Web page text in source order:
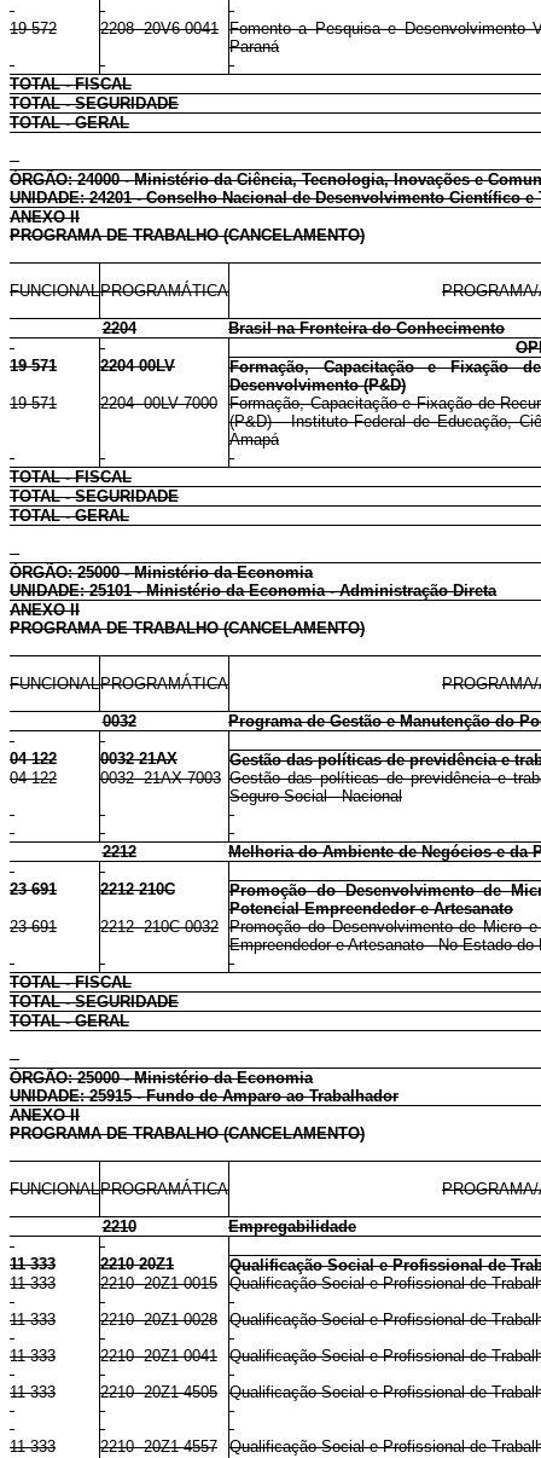
19 572 2208 20V6 0041 Fomento a Pesquisa e
Paraná
TOTAL - FISCAL
TOTAL - SEGURIDADE
TOTAL - GERAL
ÓRGÃO: 24000 - Ministério da Ciência, Tecnologia, Inovações e
UNIDADE: 24201 - Conselho Nacional de Desenvolvimento Científico e
ANEXO II
PROGRAMA DE TRABALHO (CANCELAMENTO)
FUNCIONALPROGRAMÁTICA
2204
Brasil na Fronteira do Conhecimento
19 571
2204 00LV
Formação, Capacitação e Fixação
Desenvolvimento (P&D)
19 571
2204 00LV 7000
Formação, Capacitação e Fixação de
(P&D) - Instituto Federal de Educação,
Amapá
TOTAL - FISCAL
TOTAL - SEGURIDADE
TOTAL - GERAL
ÓRGÃO: 25000 - Ministério da Economia
UNIDADE: 25101 - Ministério da Economia - Administração Direta
ANEXO II
PROGRAMA DE TRABALHO (CANCELAMENTO)
FUNCIONALPROGRAMÁTICA
0032 Programa de Gestão e Manutenção do
04 122 0032 21AX
Gestão das políticas de previdência e
04 122
0032 21AX 7003 Gestão das políticas de previdência e
Seguro Social - Nacional
2212 Melhoria do Ambiente de Negócios e da
23 691 2212 210C
Promoção do Desenvolvimento de
Potencial Empreendedor e Artesanato
23 691
2212 210C 0032 Promoção do Desenvolvimento de Micro
Empreendedor e Artesanato - No Estado
TOTAL - FISCAL
TOTAL - SEGURIDADE
TOTAL - GERAL
ÓRGÃO: 25000 - Ministério da Economia
UNIDADE: 25915 - Fundo de Amparo ao Trabalhador
ANEXO II
PROGRAMA DE TRABALHO (CANCELAMENTO)
FUNCIONALPROGRAMÁTICA
2210 Empregabilidade
11 333 2210 20Z1
Qualificação Social e Profissional de
11 333
2210 20Z1 0015
Qualificação Social e Profissional de
11 333
2210 20Z1 0028
Qualificação Social e Profissional de
11 333
2210 20Z1 0041
Qualificação Social e Profissional de
11 333
2210 20Z1 4505 Qualificação Social e Profissional de
11 333 2210 20Z1 4557 Qualificação Social e Profissional de